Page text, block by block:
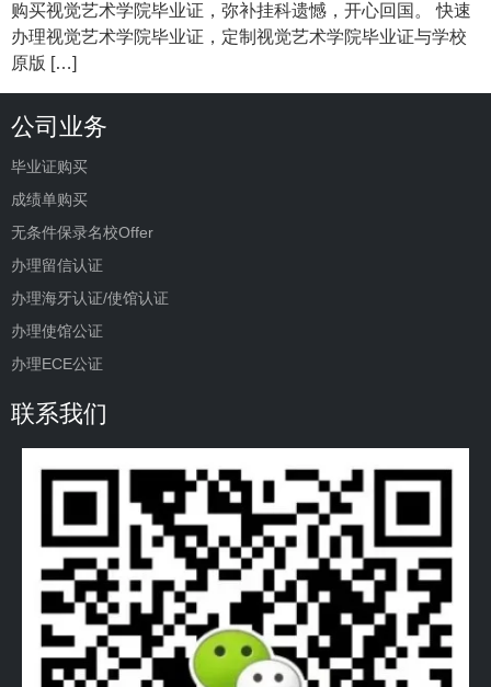
购买视觉艺术学院毕业证，弥补挂科遗憾，开心回国。 快速
办理视觉艺术学院毕业证，定制视觉艺术学院毕业证与学校
原版 […]
公司业务
毕业证购买
成绩单购买
无条件保录名校Offer
办理留信认证
办理海牙认证/使馆认证
办理使馆公证
办理ECE公证
联系我们